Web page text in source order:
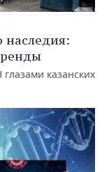
наследия:
казанских